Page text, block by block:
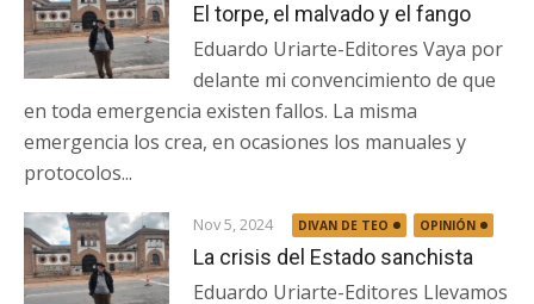
El torpe, el malvado y el fango
Eduardo Uriarte-Editores Vaya por
delante mi convencimiento de que
en toda emergencia existen fallos. La misma
emergencia los crea, en ocasiones los manuales y
protocolos...
Nov 5, 2024 DIVAN DE TEO OPINIÓN
La crisis del Estado sanchista
Eduardo Uriarte-Editores Llevamos